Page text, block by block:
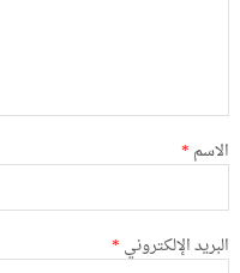
الاسم *
البريد الإلكتروني *